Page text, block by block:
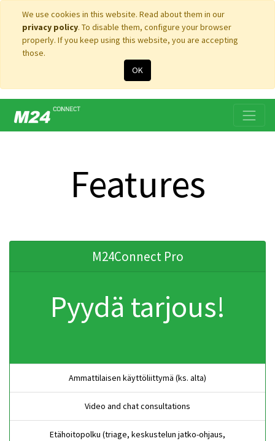
We use cookies in this website. Read about them in our
privacy policy. To disable them, configure your browser
properly. If you keep using this website, you are accepting
those.
OK
Features
M24Connect Pro
Pyydä tarjous!
Ammattilaisen käyttöliittymä (ks. alta)
Video and chat consultations
Etähoitopolku (triage, keskustelun jatko-ohjaus,